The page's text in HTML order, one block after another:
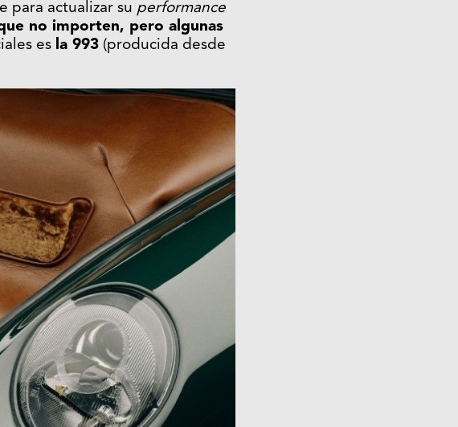
para actualizar su performance
no importen, pero algunas
es la 993 (producida desde